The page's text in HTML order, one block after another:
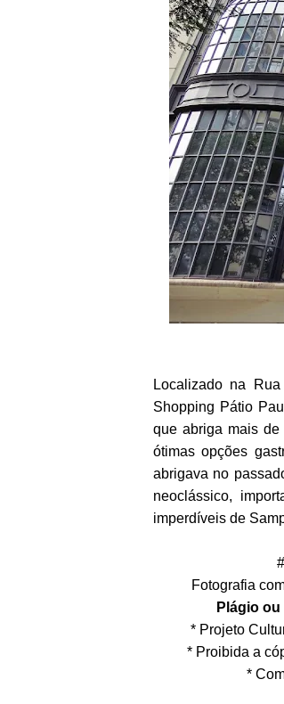
Localizado na
Shopping Pátio
que abriga mais
ótimas opções
abrigava no
neoclássico,
imperdíveis de
Fotografia
Plágio
* Projeto
* Proibida a
*